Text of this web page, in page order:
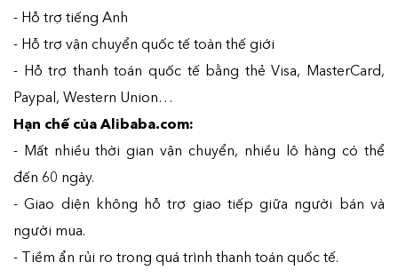
- Hỗ trợ tiếng Anh
- Hỗ trợ vận chuyển quốc tế toàn thế giới
- Hỗ trợ thanh toán quốc tế bằng thẻ Visa, MasterCard,
Paypal, Western Union…
Hạn chế của Alibaba.com:
- Mất nhiều thời gian vận chuyển, nhiều lô hàng có thể
đến 60 ngày.
- Giao diện không hỗ trợ giao tiếp giữa người bán và
người mua.
- Tiềm ẩn rủi ro trong quá trình thanh toán quốc tế.